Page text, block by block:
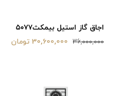
اجاق گاز استیل بیمکث۵۰۷۷
36,000,000 30,600,000 تومان